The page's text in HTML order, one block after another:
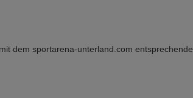
dem sportarena-unterland.com entsprechende